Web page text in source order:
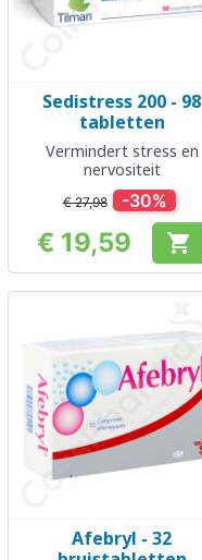
Sedistress 200 - 98
tabletten
Vermindert stress en
nervositeit
€ 27,98 -30%
Prijs
€ 19,59 
Afebryl - 32